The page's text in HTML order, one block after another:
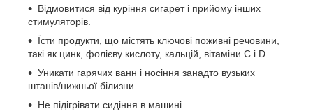
Відмовитися від куріння сигарет і прийому інших
стимуляторів.
Їсти продукти, що містять ключові поживні речовини,
такі як цинк, фолієву кислоту, кальцій, вітаміни С і D.
Уникати гарячих ванн і носіння занадто вузьких
штанів/нижньої білизни.
Не підігрівати сидіння в машині.